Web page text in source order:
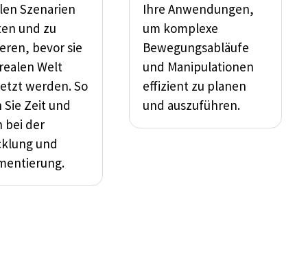
Szenarien
und zu
bevor sie
Welt
werden. So
Sie Zeit und
bei der
und
Ihre Anwendungen,
um komplexe
Bewegungsabläufe
und Manipulationen
effizient zu planen
und auszuführen.